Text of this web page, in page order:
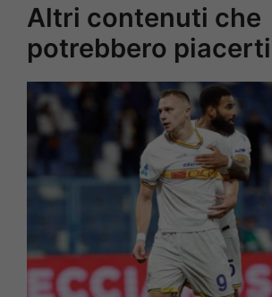
Altri contenuti che
potrebbero piacerti